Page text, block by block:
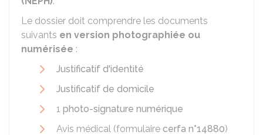
Le dossier doit comprendre les documents
suivants en version photographiée ou
numérisée :
Justificatif d'identité
Justificatif de domicile
1 photo-signature numérique
Avis médical (formulaire cerfa n°14880)